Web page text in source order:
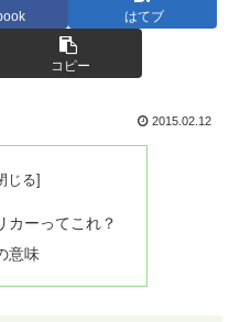
はてブ
コピー
2015.02.12
カーってこれ？
意味